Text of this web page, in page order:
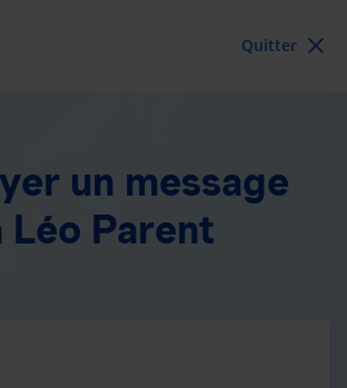
Quitter
un message
Léo Parent